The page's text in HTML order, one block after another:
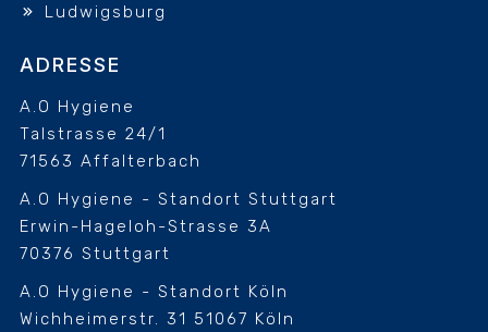
Ludwigsburg
ADRESSE
A.O Hygiene
Talstrasse 24/1
71563 Affalterbach
A.O Hygiene - Standort Stuttgart
Erwin-Hageloh-Strasse 3A
70376 Stuttgart
A.O Hygiene - Standort Köln
Wichheimerstr. 31 51067 Köln